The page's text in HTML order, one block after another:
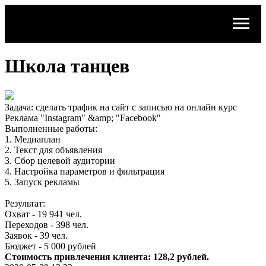
Школа танцев
Задача: сделать трафик на сайт с записью на онлайн курс
Реклама "Instagram" &amp; "Facebook"
Выполненные работы:
1. Медиаплан
2. Текст для объявления
3. Сбор целевой аудитории
4. Настройка параметров и фильтрация
5. Запуск рекламы
Результат:
Охват - 19 941 чел.
Переходов - 398 чел.
Заявок - 39 чел.
Бюджет - 5 000 рублей
Стоимость привлечения клиента: 128,2 рублей.